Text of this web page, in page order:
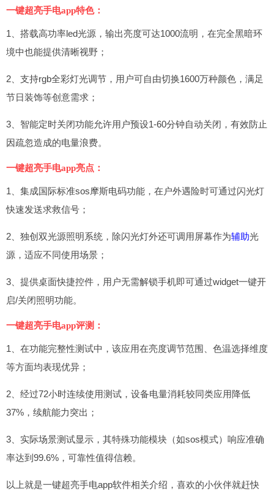
一键超亮手电app特色：
1、搭载高功率led光源，输出亮度可达1000流明，在完全黑暗环
境中也能提供清晰视野；
2、支持rgb全彩灯光调节，用户可自由切换1600万种颜色，满足
节日装饰等创意需求；
3、智能定时关闭功能允许用户预设1-60分钟自动关闭，有效防止
因疏忽造成的电量浪费。
一键超亮手电app亮点：
1、集成国际标准sos摩斯电码功能，在户外遇险时可通过闪光灯
快速发送求救信号；
2、独创双光源照明系统，除闪光灯外还可调用屏幕作为辅助光
源，适应不同使用场景；
3、提供桌面快捷控件，用户无需解锁手机即可通过widget一键开
启/关闭照明功能。
一键超亮手电app评测：
1、在功能完整性测试中，该应用在亮度调节范围、色温选择维度
等方面均表现优异；
2、经过72小时连续使用测试，设备电量消耗较同类应用降低
37%，续航能力突出；
3、实际场景测试显示，其特殊功能模块（如sos模式）响应准确
率达到99.6%，可靠性值得信赖。
以上就是一键超亮手电app软件相关介绍，喜欢的小伙伴就赶快